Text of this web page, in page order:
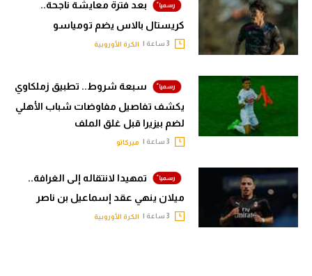
بعد فترة معايشة ناجحة..
كريستال بالاس يضم تومياسو
الكرة الأوروبية
سبعة شروط.. تطبيق زملكاوي
يكشف تفاصيل مفاوضات شباب الأهلي
لضم بيزيرا قبل غلق الملف
ميركاتو
تمهيدا لانتقاله إلى الغرافة..
ميلان ينهي عقد إسماعيل بن ناصر
الكرة الأوروبية